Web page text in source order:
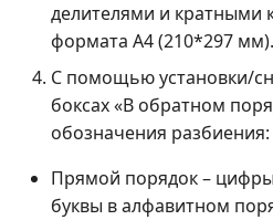
делителями и кратными
формата А4 (210*297 мм).
С помощью установки/
боксах «В обратном
обозначения разбиения:
Прямой порядок –
буквы в алфавитном